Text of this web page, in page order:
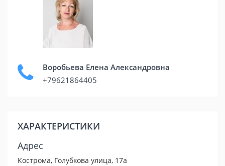
Воробьева Елена Александровна
+79621864405
ХАРАКТЕРИСТИКИ
Адрес
Кострома, Голубкова улица, 17а